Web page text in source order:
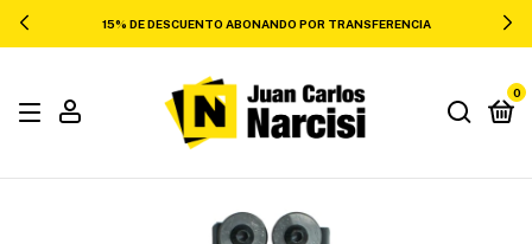
15% DE DESCUENTO ABONANDO POR TRANSFERENCIA
0